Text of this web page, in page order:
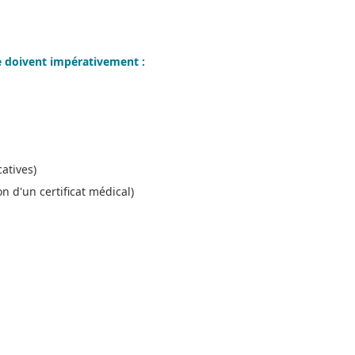
doivent impérativement :
d'un certificat médical)